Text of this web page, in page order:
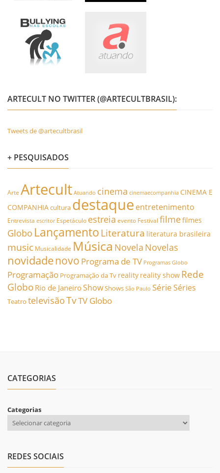
ARTECULT NO TWITTER (@ARTECULTBRASIL):
Tweets de @artecultbrasil
+ PESQUISADOS
Arte Artecult Atuando cinema cinemaecompanhia CINEMA E
COMPANHIAcultura destaque entretenimento
Entrevista escritor Espetáculo estreia evento Festival filmefilmes
Globo Lançamento Literatura literatura brasileira
music Musicalidade Música Novela Novelas
novidadenovo Programa de TV Programas Globo
Programação Programação da Tv reality reality show Rede
Globo Rio de JaneiroShowShows São Paulo SérieSéries
Teatro televisãoTvTV Globo
CATEGORIAS
Categorias
REDES SOCIAIS